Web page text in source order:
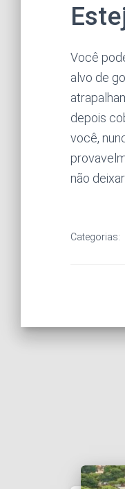
Você
alvo de
depois
você,
não
Categorias: